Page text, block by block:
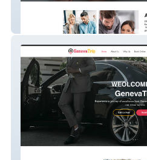
Efficiency Recruitme